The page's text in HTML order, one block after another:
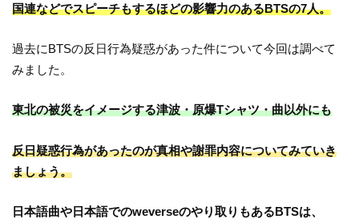
国連などでスピーチもするほどの影響力のあるBTSの7人。
過去にBTSの反日行為疑惑があった件について今回は調べて
みました。
東北の被災をイメージする津波・原爆Tシャツ・曲以外にも
反日疑惑行為があったのが真相や謝罪内容についてみていき
ましょう。
日本語曲や日本語でのweverseのやり取りもあるBTSは、